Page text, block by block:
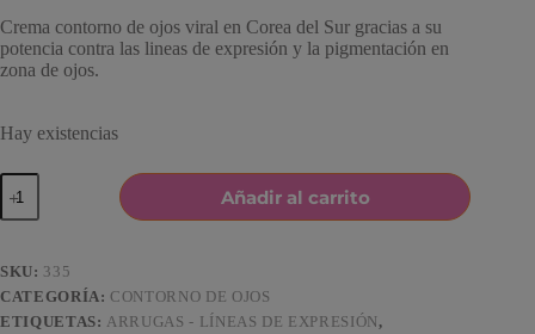
Crema contorno de ojos viral en Corea del Sur gracias a su
potencia contra las lineas de expresión y la pigmentación en
zona de ojos.
Hay existencias
Contorno
de
ojos
1988
Eye
Cream
:
Añadir al carrito
SKU: 335
CATEGORÍA: CONTORNO DE OJOS
ETIQUETAS: ARRUGAS - LÍNEAS DE EXPRESIÓN,